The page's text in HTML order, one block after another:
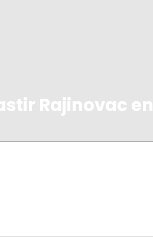
Rajinovac en